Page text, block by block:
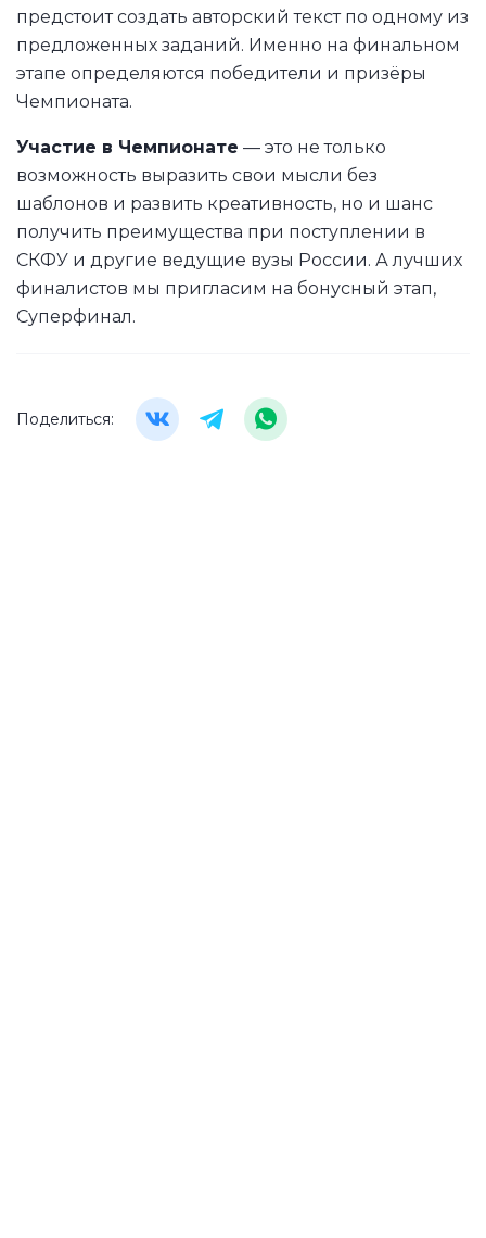
предстоит создать авторский текст по одному из
предложенных заданий. Именно на финальном
этапе определяются победители и призёры
Чемпионата.
Участие в Чемпионате — это не только
возможность выразить свои мысли без
шаблонов и развить креативность, но и шанс
получить преимущества при поступлении в
СКФУ и другие ведущие вузы России. А лучших
финалистов мы пригласим на бонусный этап,
Суперфинал.
Поделиться: